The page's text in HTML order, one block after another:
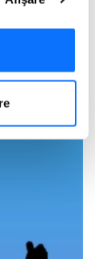
dvs.
metri
în mod
acordul
dvs.
precum
la